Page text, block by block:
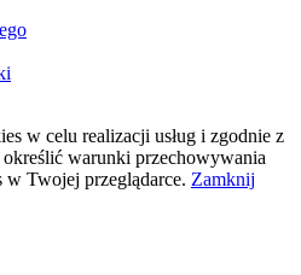
w celu realizacji usług i zgodnie z
określić warunki przechowywania
w Twojej przeglądarce. Zamknij